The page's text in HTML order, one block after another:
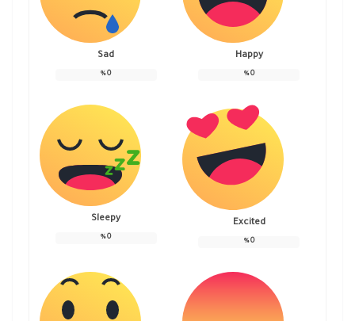
Happy
0
%
Sad
0
%
Excited
0
%
Sleepy
0
%